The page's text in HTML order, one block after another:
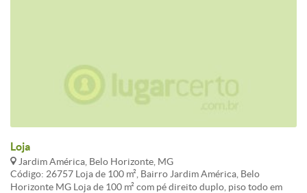
Loja
Jardim América, Belo Horizonte, MG
Código: 26757 Loja de 100 m², Bairro Jardim América, Belo
Horizonte MG Loja de 100 m² com pé direito duplo, piso todo em